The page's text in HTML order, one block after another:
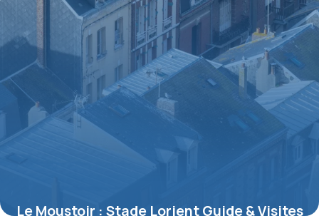
Le Moustoir : Stade Lorient Guide & Visites